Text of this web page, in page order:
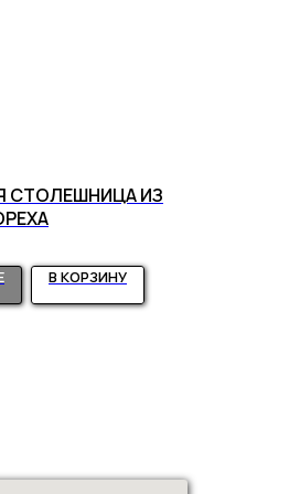
СТОЛЕШНИЦА ИЗ
В КОРЗИНУ